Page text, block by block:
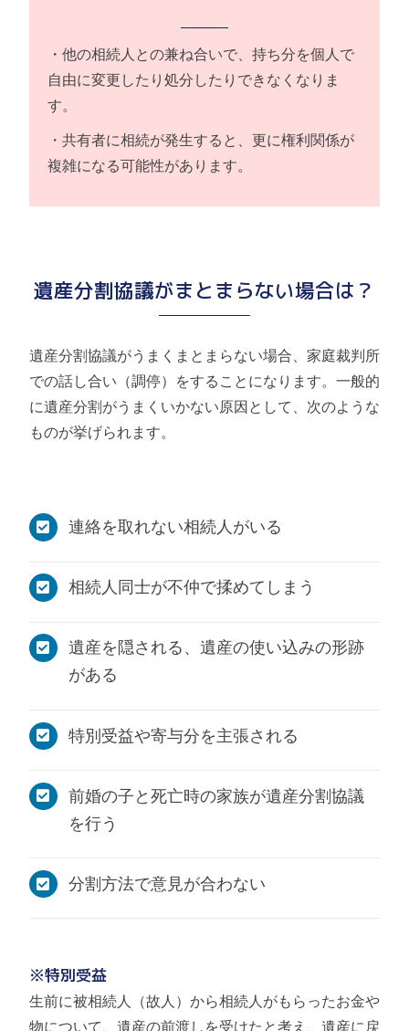
・他の相続人との兼ね合いで、持ち分を個人で
自由に変更したり処分したりできなくなりま
す。
・共有者に相続が発生すると、更に権利関係が
複雑になる可能性があります。
遺産分割協議がまとまらない場合は？
遺産分割協議がうまくまとまらない場合、家庭裁判所
での話し合い（調停）をすることになります。一般的
に遺産分割がうまくいかない原因として、次のような
ものが挙げられます。
連絡を取れない相続人がいる
相続人同士が不仲で揉めてしまう
遺産を隠される、遺産の使い込みの形跡
がある
特別受益や寄与分を主張される
前婚の子と死亡時の家族が遺産分割協議
を行う
分割方法で意見が合わない
※特別受益
生前に被相続人（故人）から相続人がもらったお金や